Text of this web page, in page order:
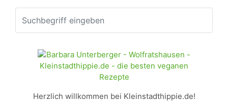
Herzlich willkommen bei Kleinstadthippie.de!